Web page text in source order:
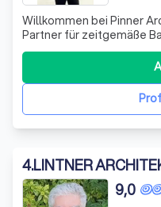
Willkommen bei Pinner
Partner für zeitgemäße
Januar 2019 arbeiten ich,
Verwirklichung
Unser
umfassende Beratung bis
4.LINTNER
9,0